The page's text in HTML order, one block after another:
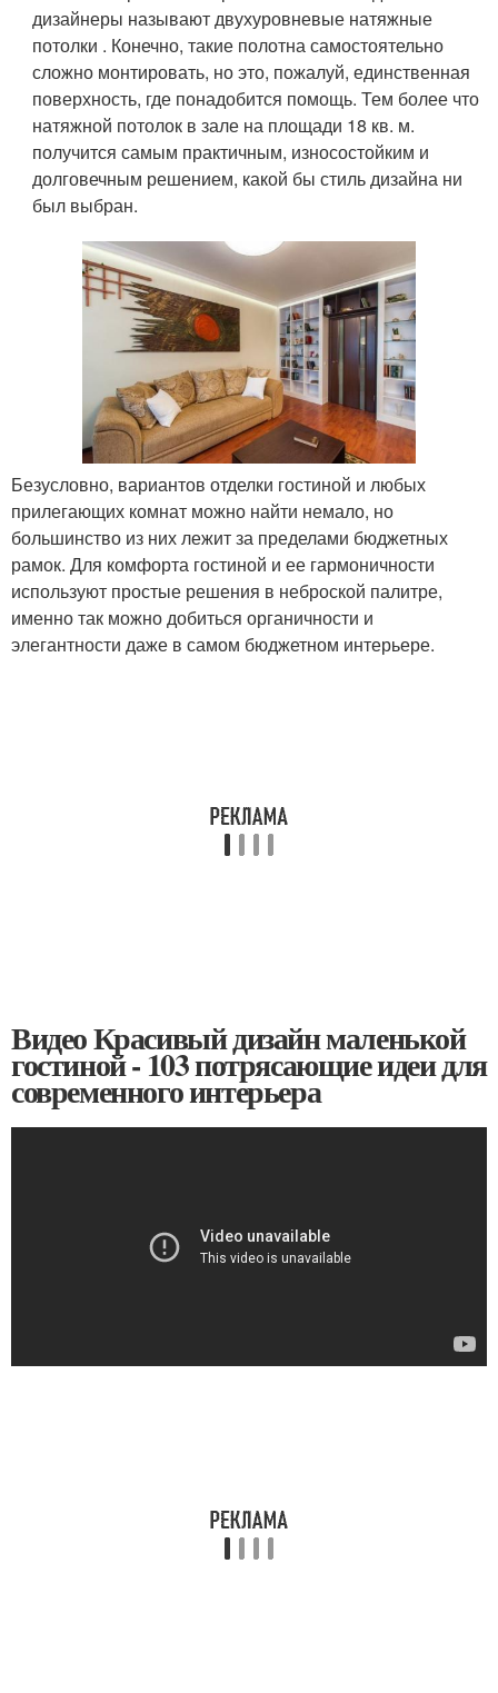
дизайнеры называют двухуровневые натяжные
потолки . Конечно, такие полотна самостоятельно
сложно монтировать, но это, пожалуй, единственная
поверхность, где понадобится помощь. Тем более что
натяжной потолок в зале на площади 18 кв. м.
получится самым практичным, износостойким и
долговечным решением, какой бы стиль дизайна ни
был выбран.
Безусловно, вариантов отделки гостиной и любых
прилегающих комнат можно найти немало, но
большинство из них лежит за пределами бюджетных
рамок. Для комфорта гостиной и ее гармоничности
используют простые решения в неброской палитре,
именно так можно добиться органичности и
элегантности даже в самом бюджетном интерьере.
Видео Красивый дизайн маленькой
гостиной - 103 потрясающие идеи для
современного интерьера